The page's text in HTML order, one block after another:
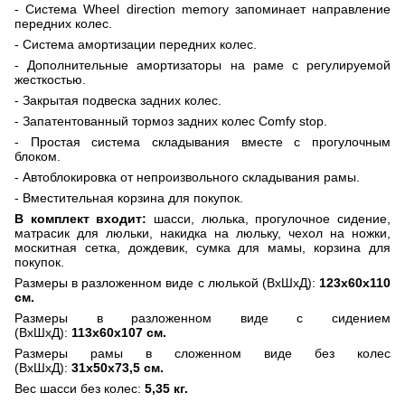
- СистемаWheel direction memoryзапоминает направление
передних колес.
- Система амортизации передних колес.
- Дополнительные амортизаторы на раме с регулируемой
жесткостью.
- Закрытая подвеска задних колес.
- Запатентованный тормоз задних колес Comfy stop
- Простая система складывания вместе с прогулочным
блоком.
- Автоблокировка от непроизвольного складывания рамы.
- Вместительная корзина для покупок.
В комплект входит: шасси, люлька, прогулочное сидение,
матрасик для люльки, накидка на люльку, чехол на ножки,
москитная сетка, дождевик, сумка для мамы, корзина для
покупок.
Размеры в разложенном виде с люлькой (ВхШхД): 123x60х110
см.
Размеры в разложенном виде с сидением
(ВхШхД): 113x60х107 см.
Размеры рамы в сложенном виде без колес
(ВхШхД): 31x50х73,5 см.
Вес шасси без колес: 5,35 кг.